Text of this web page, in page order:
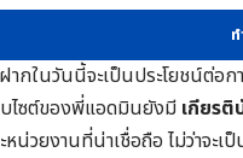
ฝากในวันนี้จะเป็นประโยชน์
ไซต์ของพี่แอดมินยังมี เกียร
หน่วยงานที่น่าเชื่อถือ ไม่ว่าจะเ